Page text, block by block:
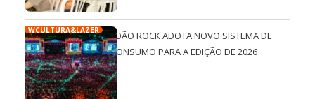
WCULTURA&LAZER
JOÃO ROCK ADOTA NOVO SISTEMA DE
CONSUMO PARA A EDIÇÃO DE 2026